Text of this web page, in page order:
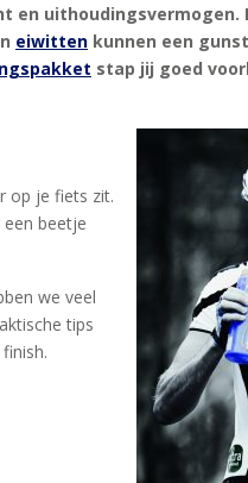
en uithoudingsvermogen.
eiwitten kunnen een
stap jij goed
op je fiets zit.
beetje
we veel
tips